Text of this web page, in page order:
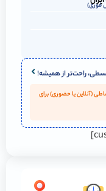
فوری)
راحت‌تر از همیشه!
(آنلاین یا حضوری) برای